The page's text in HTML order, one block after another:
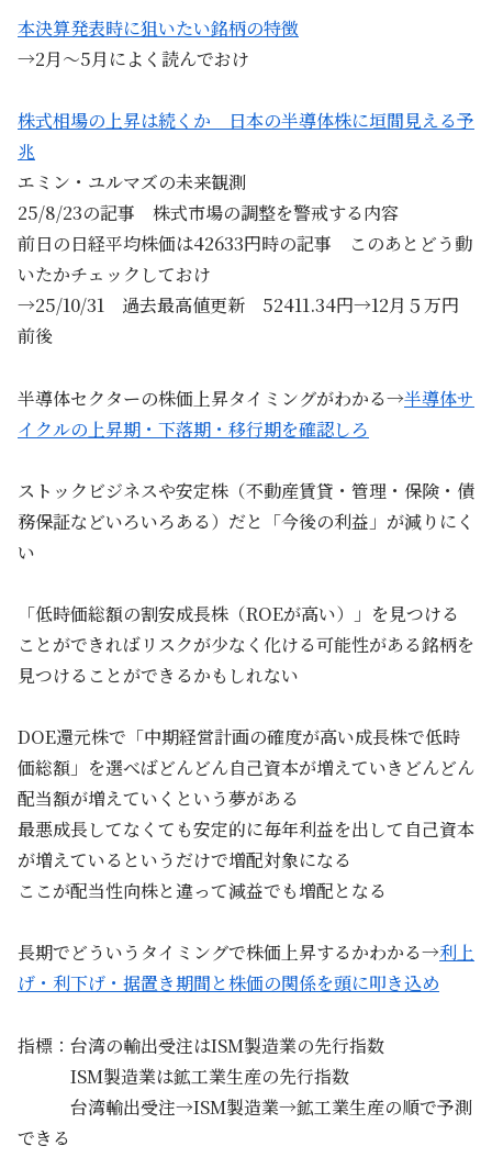
本決算発表時に狙いたい銘柄の特徴
→2月～5月によく読んでおけ
株式相場の上昇は続くか 日本の半導体株に垣間見える予
兆
エミン・ユルマズの未来観測
25/8/23の記事 株式市場の調整を警戒する内容
前日の日経平均株価は42633円時の記事 このあとどう動
いたかチェックしておけ
→25/10/31 過去最高値更新 52411.34円→12月５万円
前後
半導体セクターの株価上昇タイミングがわかる→半導体サ
イクルの上昇期・下落期・移行期を確認しろ
ストックビジネスや安定株（不動産賃貸・管理・保険・債
務保証などいろいろある）だと「今後の利益」が減りにく
い
「低時価総額の割安成長株（ROEが高い）」を見つける
ことができればリスクが少なく化ける可能性がある銘柄を
見つけることができるかもしれない
DOE還元株で「中期経営計画の確度が高い成長株で低時
価総額」を選べばどんどん自己資本が増えていきどんどん
配当額が増えていくという夢がある
最悪成長してなくても安定的に毎年利益を出して自己資本
が増えているというだけで増配対象になる
ここが配当性向株と違って減益でも増配となる
長期でどういうタイミングで株価上昇するかわかる→利上
げ・利下げ・据置き期間と株価の関係を頭に叩き込め
指標：台湾の輸出受注はISM製造業の先行指数
ISM製造業は鉱工業生産の先行指数
台湾輸出受注→ISM製造業→鉱工業生産の順で予測
できる